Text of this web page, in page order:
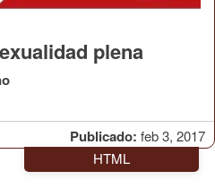
Publicado: feb 3, 2017
plena
HTML